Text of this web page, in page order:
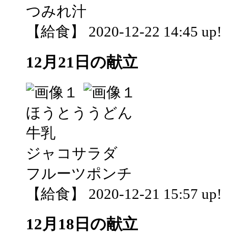
つみれ汁
【給食】 2020-12-22 14:45 up!
12月21日の献立
ほうとううどん
牛乳
ジャコサラダ
フルーツポンチ
【給食】 2020-12-21 15:57 up!
12月18日の献立